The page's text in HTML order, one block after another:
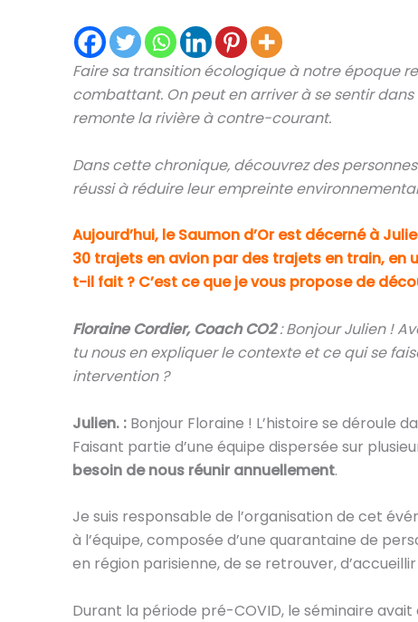
Faire sa transition écologique à notre époque
combattant. On peut en arriver à se sentir dans
remonte la rivière à contre-courant.
Dans cette chronique, découvrez des
réussi à réduire leur empreinte
Aujourd’hui, le Saumon d’Or est décerné à
30 trajets en avion par des trajets en train, en
t-il fait ? C’est ce que je vous propose de
Floraine Cordier, Coach CO2: Bonjour Julien !
tu nous en expliquer le contexte et ce qui se
intervention ?
Julien. :Bonjour Floraine ! L’histoire se déroule
Faisant partie d’une équipe dispersée sur
besoin de nous réunir annuellement.
Je suis responsable de l’organisation de cet
à l’équipe, composée d’une quarantaine de
en région parisienne, de se retrouver,
Durant la période pré-COVID, le séminaire avait